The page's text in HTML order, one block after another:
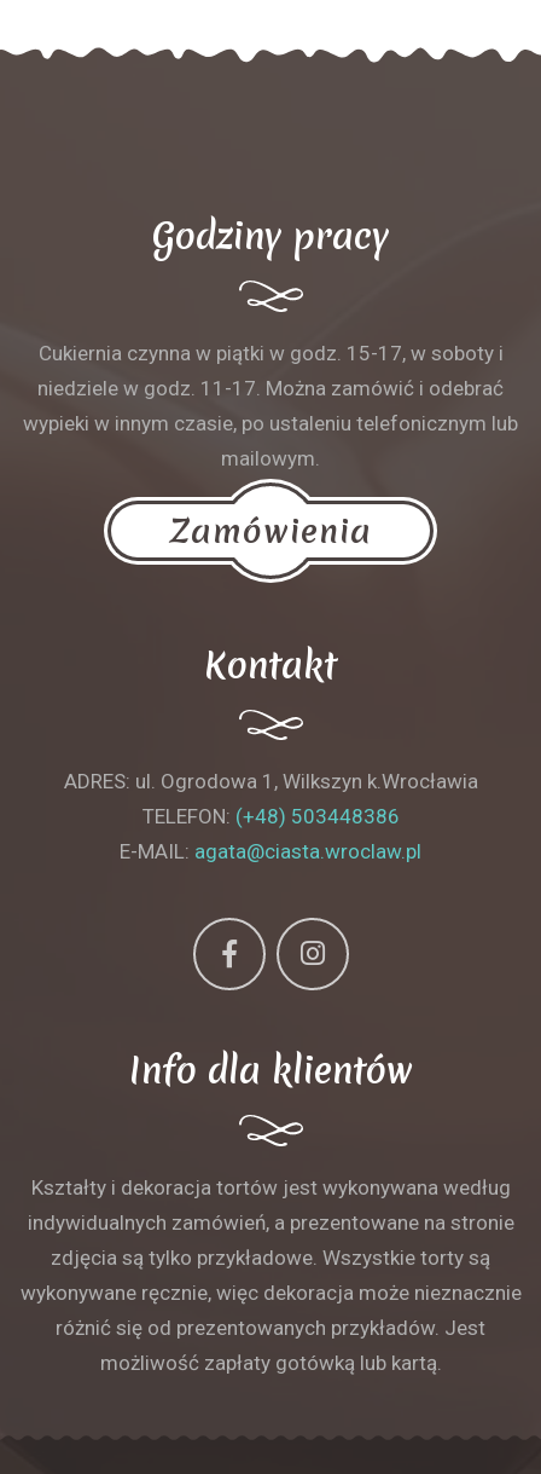
Godziny pracy
Cukiernia czynna w piątki w godz. 15-17, w soboty i
niedziele w godz. 11-17. Można zamówić i odebrać
wypieki w innym czasie, po ustaleniu telefonicznym lub
mailowym.
Zamówienia
Kontakt
ADRES: ul. Ogrodowa 1, Wilkszyn k.Wrocławia
TELEFON: (+48) 503448386
E-MAIL: agata@ciasta.wroclaw.pl
Info dla klientów
Kształty i dekoracja tortów jest wykonywana według
indywidualnych zamówień, a prezentowane na stronie
zdjęcia są tylko przykładowe. Wszystkie torty są
wykonywane ręcznie, więc dekoracja może nieznacznie
różnić się od prezentowanych przykładów. Jest
możliwość zapłaty gotówką lub kartą.